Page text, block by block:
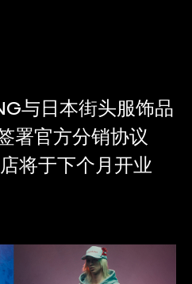
与日本街头服饰品
署官方分销协议
将于下个月开业